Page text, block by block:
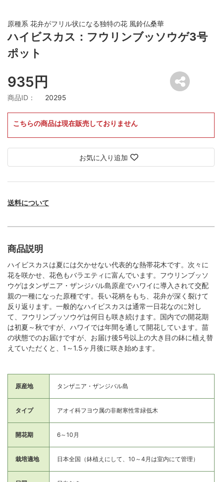
原種系 花弁がフリル状になる独特の花 風鈴仏桑華
ハイビスカス：フウリンブッソウゲ3号
ポット
935円
商品ID： 20295
こちらの商品は現在販売しておりません
お気に入り追加
送料について
商品説明
ハイビスカスは夏には欠かせない代表的な熱帯花木です。次々に
花を咲かせ、花色もバラエティに富んでいます。フウリンブッソ
ウゲはタンザニア・ザンジバル島原産でハワイに導入されて交配
親の一種になった原種です。長い花柄をもち、花弁が深く裂けて
反り返ります。一般的なハイビスカスは通常一日花なのに対し
て、フウリンブッソウゲは何日も咲き続けます。国内での開花期
は初夏～秋ですが、ハワイでは年間を通して開花しています。苗
の状態でのお届けですが、お届け後5号以上の大き目の鉢に植え替
えていただくと、1～1.5ヶ月後に咲き始めます。
原産地 タンザニア・ザンジバル島
タイプ アオイ科フヨウ属の非耐寒性常緑低木
開花期 6～10月
栽培適地 日本全国（鉢植えにして、10～4月は室内にて管理）